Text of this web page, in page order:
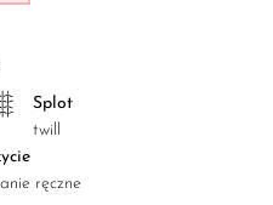
Splot
twill
ręczne